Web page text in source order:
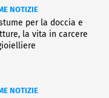
NOTIZIE
per la doccia e
la vita in carcere
NOTIZIE